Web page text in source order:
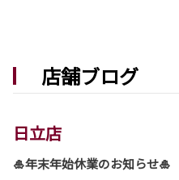
店舗ブログ
日立店
🎍年末年始休業のお知らせ🎍